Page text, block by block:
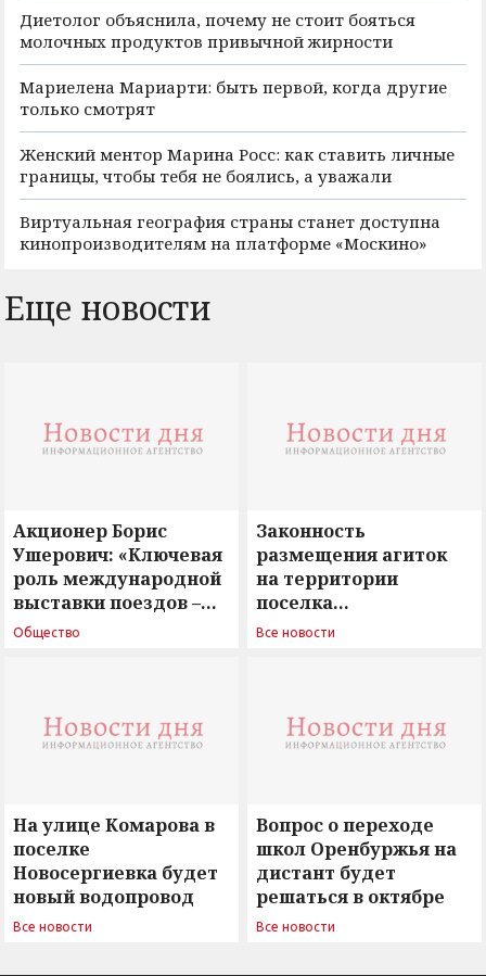
Диетолог объяснила, почему не стоит бояться
молочных продуктов привычной жирности
Мариелена Мариарти: быть первой, когда другие
только смотрят
Женский ментор Марина Росс: как ставить личные
границы, чтобы тебя не боялись, а уважали
Виртуальная география страны станет доступна
кинопроизводителям на платформе «Москино»
Еще новости
Акционер Борис
Ушерович: «Ключевая
роль международной
выставки поездов –
поиск ответов на
Общество
Законность
размещения агиток
на территории
поселка
Новосергиевка
Все новости
На улице Комарова в
поселке
Новосергиевка будет
новый водопровод
Все новости
Вопрос о переходе
школ Оренбуржья на
дистант будет
решаться в октябре
Все новости